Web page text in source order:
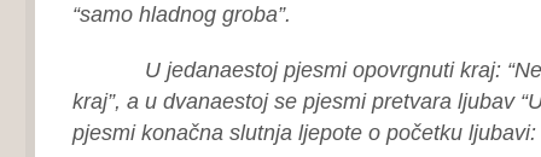
“samo hladnog groba”.
U jedanaestoj pjesmi opovrgnuti kraj: “Ne
kraj”, a u dvanaestoj se pjesmi pretvara ljubav
pjesmi konačna slutnja ljepote o početku ljubavi: